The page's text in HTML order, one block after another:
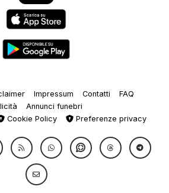
Impressum Contatti
FAQ
Annunci funebri
Cookie Policy Preferenze privacy